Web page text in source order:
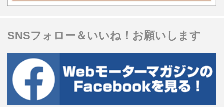
SNSフォロー＆いいね！お願いします